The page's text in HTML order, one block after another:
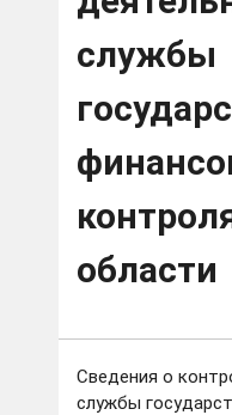
службы
области
Сведения о
службы